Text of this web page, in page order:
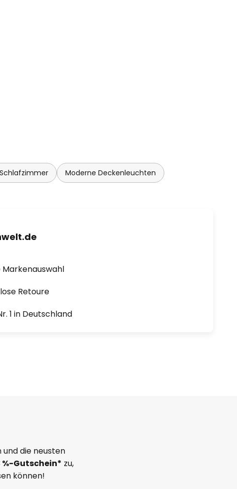
Moderne Deckenleuchten
Retoure
1 in Deutschland
und die neusten
%-Gutschein* zu,
können!